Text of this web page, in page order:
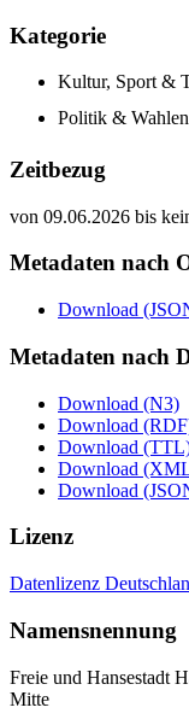
Kategorie
Kultur, Sport &
Politik & Wahlen
Zeitbezug
von 09.06.2026 bis
Metadaten nach
Download
Metadaten nach
Download (N3)
Download
Download
Download
Download
Lizenz
Datenlizenz
Namensnennung
Freie und Hansestadt
Mitte